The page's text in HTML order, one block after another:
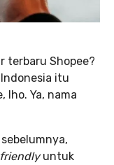
terbaru Shopee?
itu
lho. Ya, nama
friendlyuntuk